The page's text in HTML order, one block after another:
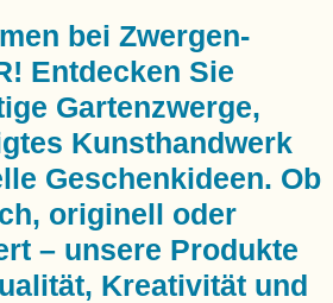
bei Zwergen-
Entdecken Sie
Gartenzwerge,
Kunsthandwerk
Geschenkideen. Ob
originell oder
– unsere Produkte
Kreativität und